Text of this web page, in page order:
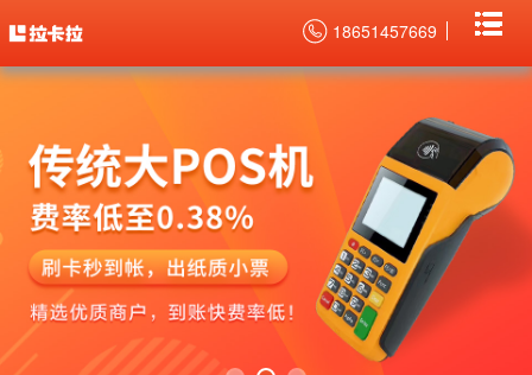
18651457669